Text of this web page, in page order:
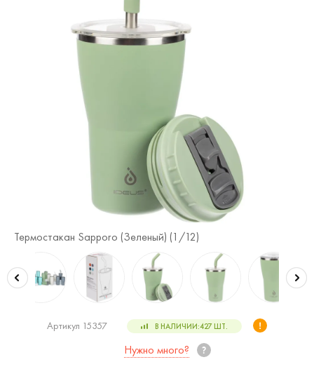
Термостакан Sapporo (Зеленый) (1 /12)
Артикул 15357 В НАЛИЧИИ:427ШТ.
Нужно много?